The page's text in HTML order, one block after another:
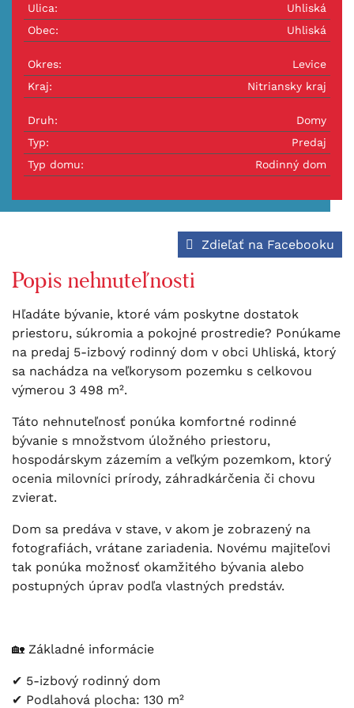
Ulica:
Uhliská
Obec:
Uhliská
Okres:
Levice
Kraj:
Nitriansky kraj
Druh:
Domy
Typ:
Predaj
Typ domu:
Rodinný dom
Popis nehnuteľnosti
Zdieľať na Facebooku
Hľadáte bývanie, ktoré vám poskytne dostatok
priestoru, súkromia a pokojné prostredie? Ponúkame
na predaj 5-izbový rodinný dom v obci Uhliská, ktorý
sa nachádza na veľkorysom pozemku s celkovou
výmerou 3 498 m².
Táto nehnuteľnosť ponúka komfortné rodinné
bývanie s množstvom úložného priestoru,
hospodárskym zázemím a veľkým pozemkom, ktorý
ocenia milovníci prírody, záhradkárčenia či chovu
zvierat.
Dom sa predáva v stave, v akom je zobrazený na
fotografiách, vrátane zariadenia. Novému majiteľovi
tak ponúka možnosť okamžitého bývania alebo
postupných úprav podľa vlastných predstáv.
🏡 Základné informácie
✔ 5-izbový rodinný dom
✔ Podlahová plocha: 130 m²